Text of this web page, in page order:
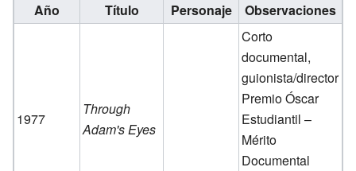
Año Título Personaje Observaciones
1977
Through
Adam's Eyes
Corto
documental,
guionista/director
Premio Óscar
Estudiantil –
Mérito
Documental